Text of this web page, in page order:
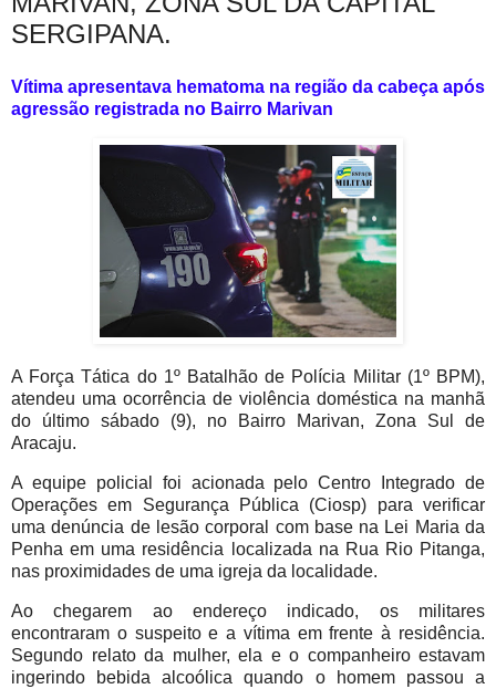
SERGIPANA.
Vítima apresentava hematoma na região da cabeça após
agressão registrada no Bairro Marivan
A Força Tática do 1º Batalhão de Polícia Militar (1º BPM),
atendeu uma ocorrência de violência doméstica na manhã
do último sábado (9), no Bairro Marivan, Zona Sul de
Aracaju.
A equipe policial foi acionada pelo Centro Integrado de
Operações em Segurança Pública (Ciosp) para verificar
uma denúncia de lesão corporal com base na Lei Maria da
Penha em uma residência localizada na Rua Rio Pitanga,
nas proximidades de uma igreja da localidade.
Ao chegarem ao endereço indicado, os militares
encontraram o suspeito e a vítima em frente à residência.
Segundo relato da mulher, ela e o companheiro estavam
ingerindo bebida alcoólica quando o homem passou a